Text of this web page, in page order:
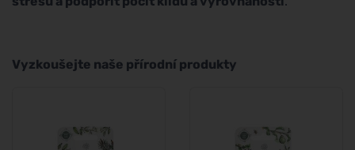
Vyzkoušejte naše přírodní produkty